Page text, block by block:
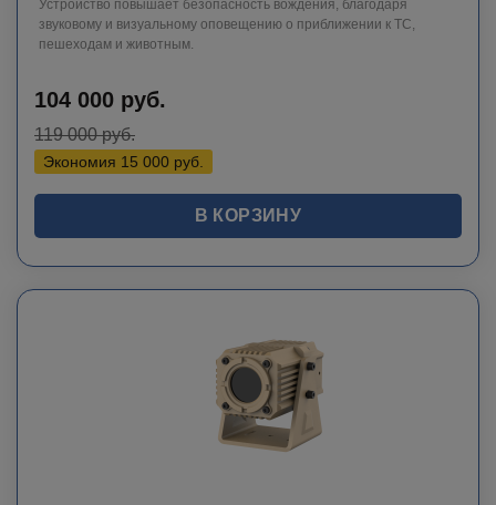
Устройство повышает безопасность вождения, благодаря
звуковому и визуальному оповещению о приближении к ТС,
пешеходам и животным.
104 000 руб.
119 000руб.
Экономия 15 000 руб.
В КОРЗИНУ